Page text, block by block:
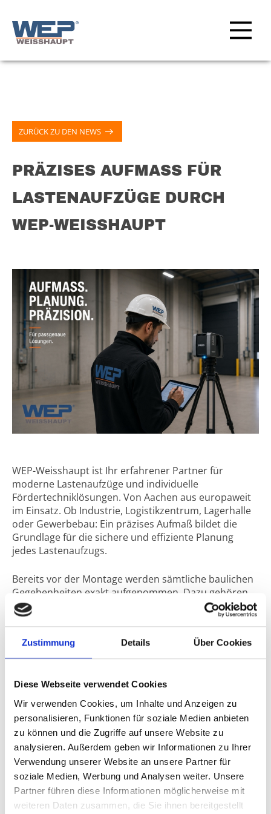
Zustimmung Details Über Cookies
Diese Webseite verwendet Cookies
Wir verwenden Cookies, um Inhalte und Anzeigen zu
personalisieren, Funktionen für soziale Medien anbieten
zu können und die Zugriffe auf unsere Website zu
analysieren. Außerdem geben wir Informationen zu Ihrer
Verwendung unserer Website an unsere Partner für
soziale Medien, Werbung und Analysen weiter. Unsere
Partner führen diese Informationen möglicherweise mit
weiteren Daten zusammen, die Sie ihnen bereitgestellt
ZURÜCK ZU DEN NEWS
PRÄZISES AUFMASS FÜR L
ASTENAUFZÜGE DURCH W
EP-WEISSHAUPT
WEP-Weisshaupt ist Ihr erfahrener Partner für
moderne Lastenaufzüge und individuelle
Fördertechniklösungen. Von Aachen aus europaweit
im Einsatz. Ob Industrie, Logistikzentrum, Lagerhalle
oder Gewerbebau: Ein präzises Aufmaß bildet die
Grundlage für die sichere und effiziente Planung
jedes Lastenaufzugs.
Bereits vor der Montage werden sämtliche baulichen
Gegebenheiten exakt aufgenommen. Dazu gehören
Deckenhöhen, Wandabstände, Bodeneigenschaften,
Schächte, Zufahrten sowie vorhandene Leitungen und
oder laufenden Betriebsabläufen ist eine
professionelle Vermessung entscheidend, um
Zusatzkosten zu vermeiden.
Für Unternehmen in Deutschland, den Niederlanden,
Belgien, Österreich, der Schweiz und ganz Europa
entwickelt WEP-Weisshaupt maßgeschneiderte
Lösungen im Bereich Lastenaufzüge, Industrieaufzüge
und innerbetrieblicher Materialtransport. Dabei
werden Transportwege, Traglasten, Fördertechnik
und individuelle Betriebsprozesse frühzeitig
berücksichtigt, damit jede Anlage perfekt auf die